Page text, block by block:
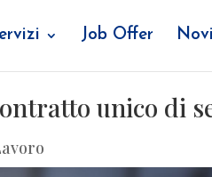
Job Offer
unico di